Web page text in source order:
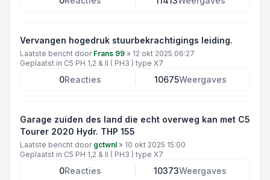
Vervangen hogedruk stuurbekrachtigings leiding.
Laatste bericht door Frans 99 » 12 okt 2025 06:27
Geplaatst in C5 PH 1,2 & II ( PH3 ) type X7
0Reacties 10675Weergaves
Garage zuiden des land die echt overweg kan met C5
Tourer 2020 Hydr. THP 155
Laatste bericht door gctwnl » 10 okt 2025 15:00
Geplaatst in C5 PH 1,2 & II ( PH3 ) type X7
0Reacties 10373Weergaves